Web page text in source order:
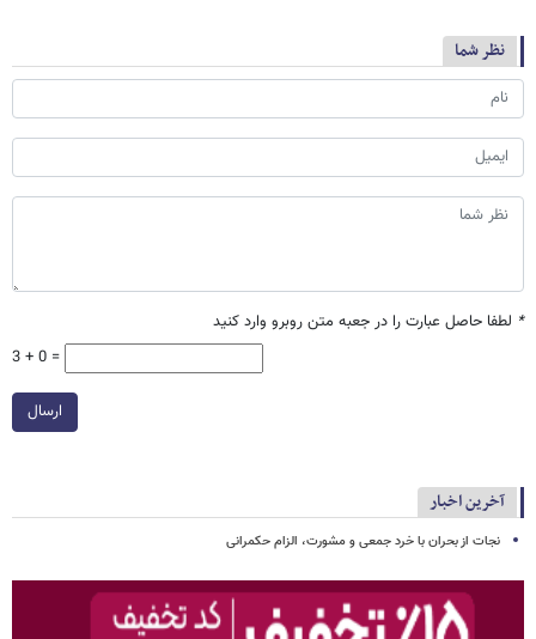
نظر شما
* لطفا حاصل عبارت را در جعبه متن روبرو وارد کنید
3 + 0 =
ارسال
آخرین اخبار
نجات از بحران با خرد جمعی و مشورت، الزام حکمرانی